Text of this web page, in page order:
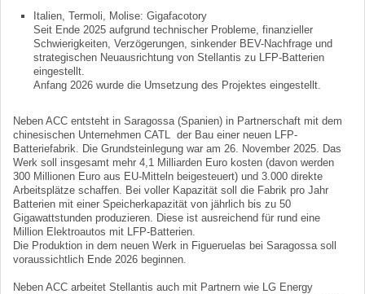
Italien, Termoli, Molise: Gigafacotory
Seit Ende 2025 aufgrund technischer Probleme, finanzieller
Schwierigkeiten, Verzögerungen, sinkender BEV-Nachfrage und
strategischen Neuausrichtung von Stellantis zu LFP-Batterien
eingestellt.
Anfang 2026 wurde die Umsetzung des Projektes eingestellt.
Neben ACC entsteht in Saragossa (Spanien) in Partnerschaft mit dem
chinesischen Unternehmen CATL der Bau einer neuen LFP-
Batteriefabrik. Die Grundsteinlegung war am 26. November 2025. Das
Werk soll insgesamt mehr 4,1 Milliarden Euro kosten (davon werden
300 Millionen Euro aus EU-Mitteln beigesteuert) und 3.000 direkte
Arbeitsplätze schaffen. Bei voller Kapazität soll die Fabrik pro Jahr
Batterien mit einer Speicherkapazität von jährlich bis zu 50
Gigawattstunden produzieren. Diese ist ausreichend für rund eine
Million Elektroautos mit LFP-Batterien.
Die Produktion in dem neuen Werk in Figueruelas bei Saragossa soll
voraussichtlich Ende 2026 beginnen.
Neben ACC arbeitet Stellantis auch mit Partnern wie LG Energy